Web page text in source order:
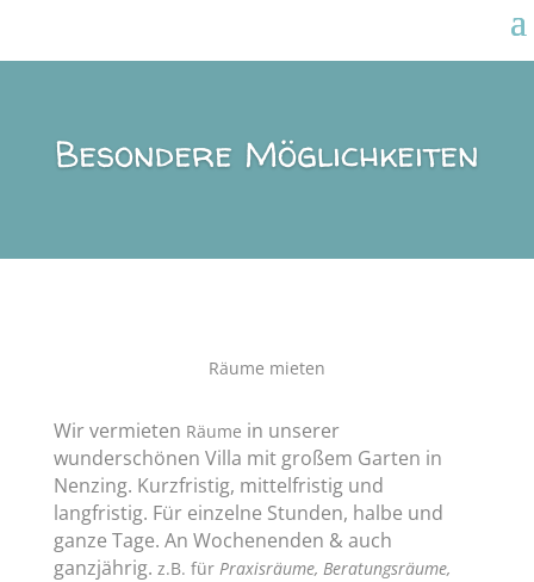
Besondere Möglichkeiten
Räume mieten
Wir vermieten Räume in unserer
wunderschönen Villa mit großem Garten in
Nenzing. Kurzfristig, mittelfristig und
langfristig. Für einzelne Stunden, halbe und
ganze Tage. An Wochenenden & auch
ganzjährig. z.B. für Praxisräume, Beratungsräume,